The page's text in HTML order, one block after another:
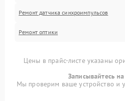
Ремонт датчика синхроимпульсов
Ремонт оптики
Цены в прайс-листе указаны
Записывайтесь
Мы проверим ваше устройство и